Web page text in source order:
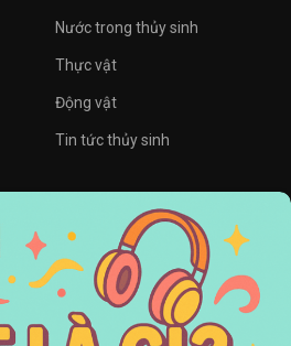
Nước trong thủy sinh
Thực vật
Động vật
Tin tức thủy sinh